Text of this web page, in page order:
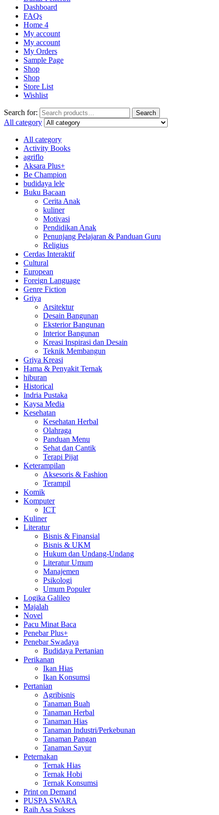
Dashboard
FAQs
Home 4
My account
My account
My Orders
Sample Page
Shop
Shop
Store List
Wishlist
Search for: Search
All category
All category
Activity Books
agriflo
Aksara Plus+
Be Champion
budidaya lele
Buku Bacaan
Cerita Anak
kuliner
Motivasi
Pendidikan Anak
Penunjang Pelajaran & Panduan Guru
Religius
Cerdas Interaktif
Cultural
European
Foreign Language
Genre Fiction
Griya
Arsitektur
Desain Bangunan
Eksterior Bangunan
Interior Bangunan
Kreasi Inspirasi dan Desain
Teknik Membangun
Griya Kreasi
Hama & Penyakit Ternak
hiburan
Historical
Indria Pustaka
Kaysa Media
Kesehatan
Kesehatan Herbal
Olahraga
Panduan Menu
Sehat dan Cantik
Terapi Pijat
Keterampilan
Aksesoris & Fashion
Terampil
Komik
Komputer
ICT
Kuliner
Literatur
Bisnis & Finansial
Bisnis & UKM
Hukum dan Undang-Undang
Literatur Umum
Manajemen
Psikologi
Umum Populer
Logika Galileo
Majalah
Novel
Pacu Minat Baca
Penebar Plus+
Penebar Swadaya
Budidaya Pertanian
Perikanan
Ikan Hias
Ikan Konsumsi
Pertanian
Agribisnis
Tanaman Buah
Tanaman Herbal
Tanaman Hias
Tanaman Industri/Perkebunan
Tanaman Pangan
Tanaman Sayur
Peternakan
Ternak Hias
Ternak Hobi
Ternak Konsumsi
Print on Demand
PUSPA SWARA
Raih Asa Sukses